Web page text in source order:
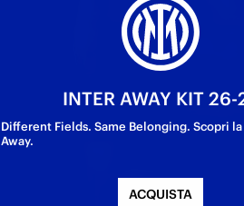
INTER AWAY KIT 26-
Different Fields. Same Belonging. Scopri
Away.
ACQUISTA